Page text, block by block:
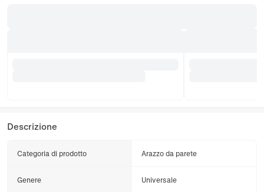
Descrizione
Categoria di prodotto Arazzo da parete
Genere Universale